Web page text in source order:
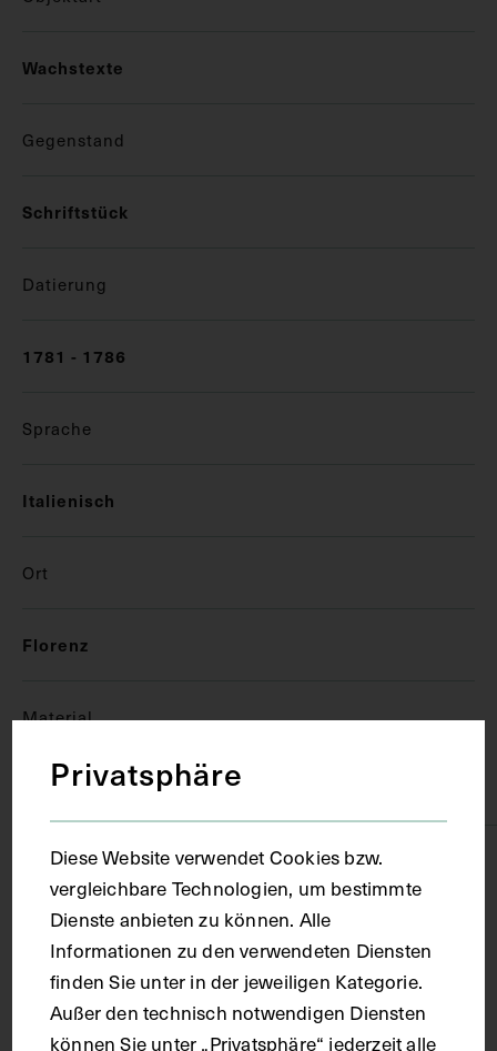
Wachstexte
Gegenstand
Schriftstück
Datierung
1781 - 1786
Sprache
Italienisch
Ort
Florenz
Material
Papier
Technik
Handschrift
Maße
Privatsphäre
Diese Website verwendet Cookies bzw.
vergleichbare Technologien, um bestimmte
Dienste anbieten zu können. Alle
Informationen zu den verwendeten Diensten
finden Sie unter in der jeweiligen Kategorie.
Außer den technisch notwendigen Diensten
können Sie unter „Privatsphäre“ jederzeit alle